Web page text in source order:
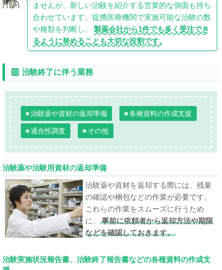
ませんが、新しい治験を紹介する営業的な側面も持ち
合わせています。提携医療機関で実施可能な治験の数
や種類を判断し、
製薬会社から1件でも多く受注でき
るように努めることも大切な役割です。
治験終了に伴う業務
治験薬や資材の返却準備 各種資料の作成支援
適合性調査 その他
治験薬や治験用資材の返却準備
治験薬や資材を返却する際には、残量
の確認や梱包などの作業が必要です。
これらの作業をスムーズに行うため
に、
事前に依頼者から返却方法や期限
などを確認しておきます。
治験実施状況報告書、治験終了報告書などの各種資料の作成支